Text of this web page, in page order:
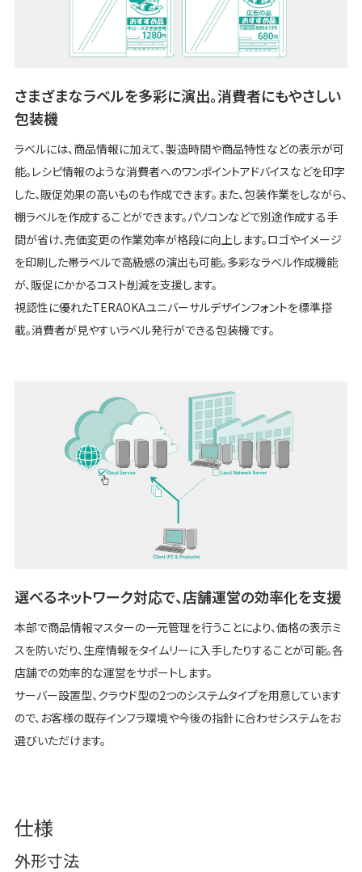
さまざまなラベルを多彩に演出。消費者にもやさしい
包装機
ラベルには、商品情報に加えて、製造時間や商品特性などの表示が可
能。レシピ情報のような消費者へのワンポイントアドバイスなどを印字
した、販促効果の高いものも作成できます。また、包装作業をしながら、
棚ラベルを作成することができます。パソコンなどで別途作成する手
間が省け、売価変更の作業効率が格段に向上します。ロゴやイメージ
を印刷した帯ラベルで高級感の演出も可能。多彩なラベル作成機能
が、販促にかかるコスト削減を支援します。
視認性に優れたTERAOKAユニバーサルデザインフォントを標準搭
載。消費者が見やすいラベル発行ができる包装機です。
選べるネットワーク対応で、店舗運営の効率化を支援
本部で商品情報マスターの一元管理を行うことにより、価格の表示ミ
スを防いだり、生産情報をタイムリーに入手したりすることが可能。各
店舗での効率的な運営をサポートします。
サーバー設置型、クラウド型の2つのシステムタイプを用意しています
ので、お客様の既存インフラ環境や今後の指針に合わせシステムをお
選びいただけます。
仕様
外形寸法